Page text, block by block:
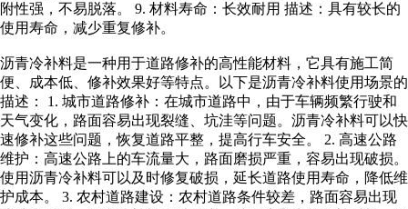
附性强，不易脱落。 9. 材料寿命：长效耐用 描述：具有较长的
使用寿命，减少重复修补。
沥青冷补料是一种用于道路修补的高性能材料，它具有施工简
便、成本低、修补效果好等特点。以下是沥青冷补料使用场景的
描述： 1. 城市道路修补：在城市道路中，由于车辆频繁行驶和
天气变化，路面容易出现裂缝、坑洼等问题。沥青冷补料可以快
速修补这些问题，恢复道路平整，提高行车安全。 2. 高速公路
维护：高速公路上的车流量大，路面磨损严重，容易出现破损。
使用沥青冷补料可以及时修复破损，延长道路使用寿命，降低维
护成本。 3. 农村道路建设：农村道路条件较差，路面容易出现